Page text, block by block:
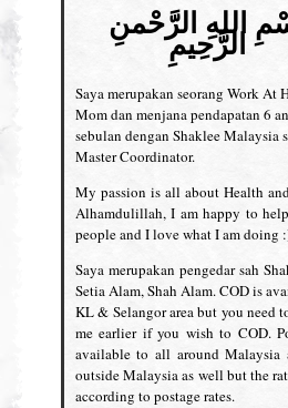
اللهِ الرَّحْمنِ
الرَّحِيمِ
Saya merupakan seorang Work At
Mom dan menjana pendapatan 6
sebulan dengan Shaklee Malaysia
Master Coordinator.
My passion is all about Health
Alhamdulillah, I am happy to
people and I love what I am doing
Saya merupakan pengedar sah
Setia Alam, Shah Alam. COD is
KL & Selangor area but you need
me earlier if you wish to COD.
available to all around Malaysia
outside Malaysia as well but the
according to postage rates.